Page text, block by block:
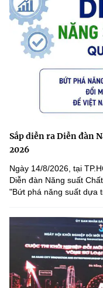
Sắp diễn ra Diễn đàn
2026
Ngày 14/8/2026, tại
Diễn đàn Năng suất
"Bứt phá năng suất dựa